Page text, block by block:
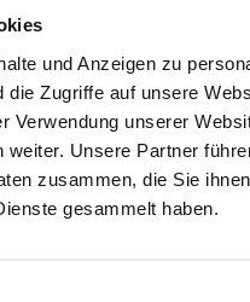
und Anzeigen zu
die Zugriffe auf unsere
Verwendung unserer
weiter. Unsere Partner
zusammen, die Sie
gesammelt haben.